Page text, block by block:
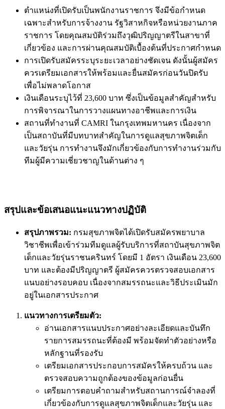
ตำแหน่งที่เปิดรับเป็นพนักงานราชการ จึงมีข้อกำหนด
เฉพาะสำหรับการจ้างงาน รัฐวิสาหกิจหรือหน่วยงานภาค
ราชการ โดยคุณสมบัติร่วมถึงวุฒิปริญญาตรีในสาขาที่
เกี่ยวข้อง และการผ่านคุณสมบัติเบื้องต้นที่ประกาศกำหนด
การเปิดรับสมัครระบุระยะเวลาอย่างชัดเจน ดังนั้นผู้สมัคร
ควรเตรียมเอกสารให้พร้อมและยื่นสมัครก่อนวันปิดรับ
เพื่อไม่พลาดโอกาส
เงินเดือนระบุไว้ที่ 23,600 บาท ซึ่งเป็นข้อมูลสำคัญสำหรับ
การพิจารณาในการวางแผนทางอาชีพและการเงิน
สถานที่ทำงานที่ CAMRI ในกรุงเทพมหานคร เนื่องจาก
เป็นสถาบันที่มีบทบาทสำคัญในการดูแลสุขภาพจิตเด็ก
และวัยรุ่น การทำงานจึงมักเกี่ยวข้องกับการทำงานร่วมกับ
ทีมผู้มีความเชี่ยวชาญในด้านต่าง ๆ
สรุปและข้อเสนอแนะแนวทางปฏิบัติ
สรุปภาพรวม: กรมสุขภาพจิตได้เปิดรับสมัครพยาบาล
วิชาชีพเพื่อเข้าร่วมทีมดูแลผู้รับบริการที่สถาบันสุขภาพจิต
เด็กและวัยรุ่นราชนครินทร์ โดยมี 1 อัตรา เงินเดือน 23,600
บาท และต้องมีปริญญาตรี ผู้สมัครควรตรวจสอบเอกสาร
แนบอย่างรอบคอบ เนื่องจากสมรรถนะและวิธีประเมินมัก
อยู่ในเอกสารประกาศ
แนวทางการเตรียมตัว:
อ่านเอกสารแนบประกาศอย่างละเอียดและบันทึก
รายการสมรรถนะที่ต้องมี พร้อมจัดทำตัวอย่างหรือ
หลักฐานที่รองรับ
เตรียมเอกสารประกอบการสมัครให้ครบถ้วน และ
ตรวจสอบความถูกต้องของข้อมูลก่อนยื่น
เตรียมการตอบคำถามสำหรับสถานการณ์จำลองที่
เกี่ยวข้องกับการดูแลสุขภาพจิตเด็กและวัยรุ่น และ